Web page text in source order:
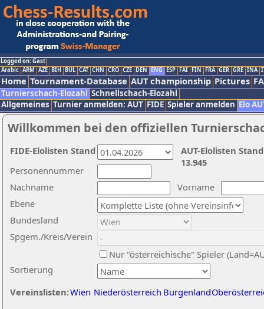
Logged on: Gast
Arabic ARM AZE BIH BUL CAT CHN CRO CZE DEN ENG ESP FAI FIN FRA GER GRE INA
Home Tournament-Database AUT championship Pictures
Turnierschach-Elozahl Schnellschach-Elozahl
Allgemeines Turnier anmelden: AUT FIDE Spieler anmelden Elo
Willkommen bei den offiziellen
Nachname
Vorname
Ebene
Sortierung
Personennummer
Bundesland
Spgem./Kreis/Verein
Nur "österreichische" Spieler
Vereinslisten:Wien Niederösterreich Burgenland
AUT-Elolisten
13.945
FIDE-Elolisten Stand